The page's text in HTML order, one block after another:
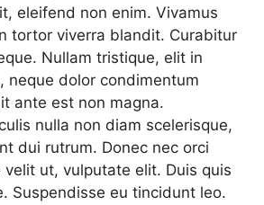
eleifend non enim. Vivamus
tortor viverra blandit. Curabitur
Nullam tristique, elit in
neque dolor condimentum
ante est non magna.
nulla non diam scelerisque,
dui rutrum. Donec nec orci
velit ut, vulputate elit. Duis quis
Suspendisse eu tincidunt leo.